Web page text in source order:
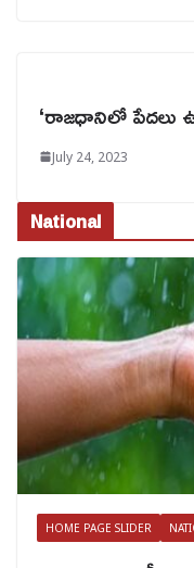
‘రాజధానిలో పేదలు
July 24, 2023
National
HOME PAGE SLIDER